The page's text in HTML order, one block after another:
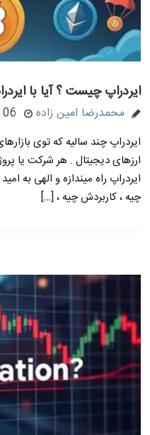
ایردراپ چیست ؟ آیا با
محمدرضا امین زاده 06 خرداد 1404
ایردراپ چند سالیه که توی
ارزهای دیجیتال . هر شرکت یا
ایردراپ راه میندازه و الهی به
چیه ، کاربردش چیه ، […]